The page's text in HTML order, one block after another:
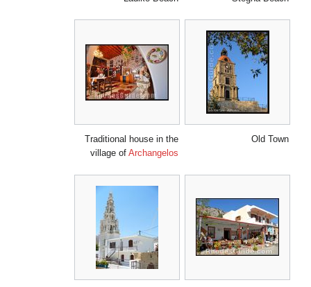
Old Town
Traditional house in the
village of Archangelos